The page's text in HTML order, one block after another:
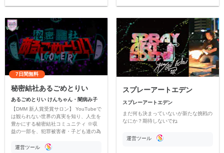
7日間無料
秘密結社あるごめとりい
あるごめとりい けんちゃん・闇病み子
【DMM 新人賞受賞サロン】 YouTubeで
は観られない世界の真実を知り、人生を
豊かにする秘密結社コミュニティ ※収
益の一部を、犯罪被害者・子ども達の為
す運営ツール
スプレーアートエデン
スプレーアートエデン
まだ何も決まっていないが新たな挑戦の
なにか？期待しないでね
運営ツール